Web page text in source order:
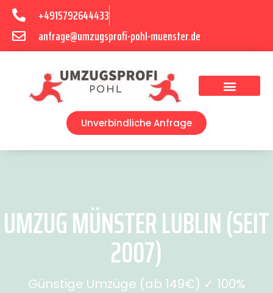
+4915792644433
anfrage@umzugsprofi-pohl-muenster.de
Unverbindliche Anfrage
UMZUG MÜNSTER LUBLIN (SEIT
2007)
Günstige Umzüge (ab 149€) ✓ 100%